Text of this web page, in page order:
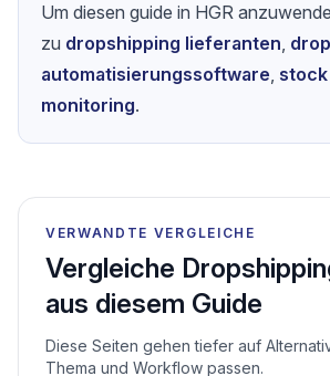
Um diesen guide in HGR
zu dropshipping lieferanten,
automatisierungssoftware,
monitoring.
VERWANDTE VERGLEICHE
Vergleiche
aus diesem Guide
Diese Seiten gehen tiefer auf
Thema und Workflow passen.